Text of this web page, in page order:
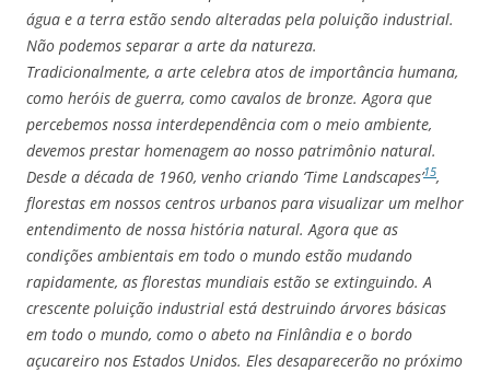
água e a terra estão sendo alteradas pela poluição industrial.
Não podemos separar a arte da natureza.
Tradicionalmente, a arte celebra atos de importância humana,
como heróis de guerra, como cavalos de bronze. Agora que
percebemos nossa interdependência com o meio ambiente,
devemos prestar homenagem ao nosso patrimônio natural.
Desde a década de 1960, venho criando ‘Time Landscapes’15,
florestas em nossos centros urbanos para visualizar um melhor
entendimento de nossa história natural. Agora que as
condições ambientais em todo o mundo estão mudando
rapidamente, as florestas mundiais estão se extinguindo. A
crescente poluição industrial está destruindo árvores básicas
em todo o mundo, como o abeto na Finlândia e o bordo
açucareiro nos Estados Unidos. Eles desaparecerão no próximo